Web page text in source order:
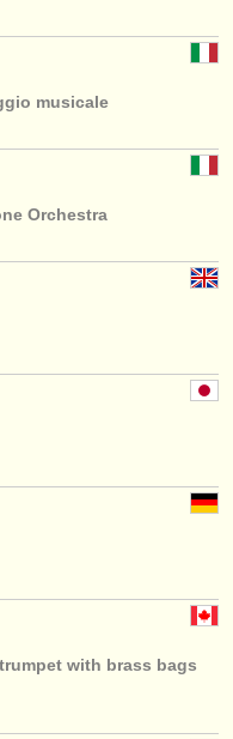
musicale
Orchestra
with brass bags